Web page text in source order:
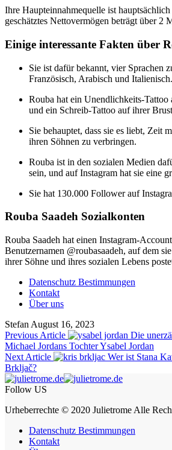
Ihre Haupteinnahmequelle ist
geschätztes Nettovermögen beträgt über 2
Einige interessante Fakten über
Sie ist dafür bekannt, vier Sprachen
Französisch, Arabisch und Italienisch.
Rouba hat ein Unendlichkeits-
und ein Schreib-Tattoo auf ihrer
Sie behauptet, dass sie es liebt, Zeit
ihren Söhnen zu verbringen.
Rouba ist in den sozialen Medien
sein, und auf Instagram hat sie eine
Sie hat 130.000 Follower auf
Rouba Saadeh Sozialkonten
Rouba Saadeh hat einen Instagram-
Benutzernamen @roubasaadeh, auf dem
ihrer Söhne und ihres sozialen Lebens
Datenschutz Bestimmungen
Kontakt
Über uns
Stefan August 16, 2023
Previous Article
Die
Michael Jordans Tochter Ysabel Jordan
Next Article
Wer ist Stana
Brkljač?
Follow US
Urheberrechte © 2020 Julietrome Alle
Datenschutz Bestimmungen
Kontakt